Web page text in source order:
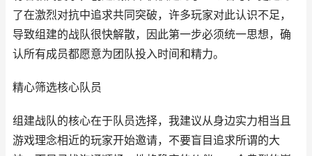
了在激烈对抗中追求共同突破，许多玩家对此认识不足，
导致组建的战队很快解散，因此第一步必须统一思想，确
认所有成员都愿意为团队投入时间和精力。
精心筛选核心队员
组建战队的核心在于队员选择，我建议从身边实力相当且
游戏理念相近的玩家开始邀请，不要盲目追求所谓的大